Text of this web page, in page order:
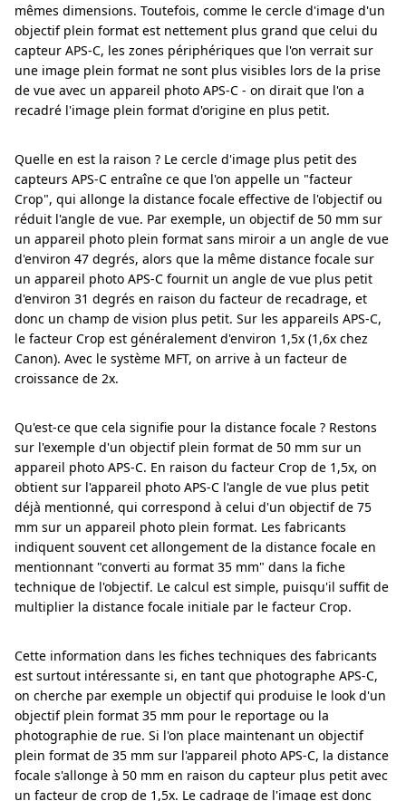
mêmes dimensions. Toutefois, comme le cercle d'image d'un
objectif plein format est nettement plus grand que celui du
capteur APS-C, les zones périphériques que l'on verrait sur
une image plein format ne sont plus visibles lors de la prise
de vue avec un appareil photo APS-C - on dirait que l'on a
recadré l'image plein format d'origine en plus petit.
Quelle en est la raison ? Le cercle d'image plus petit des
capteurs APS-C entraîne ce que l'on appelle un "facteur
Crop", qui allonge la distance focale effective de l'objectif ou
réduit l'angle de vue. Par exemple, un objectif de 50 mm sur
un appareil photo plein format sans miroir a un angle de vue
d'environ 47 degrés, alors que la même distance focale sur
un appareil photo APS-C fournit un angle de vue plus petit
d'environ 31 degrés en raison du facteur de recadrage, et
donc un champ de vision plus petit. Sur les appareils APS-C,
le facteur Crop est généralement d'environ 1,5x (1,6x chez
Canon). Avec le système MFT, on arrive à un facteur de
croissance de 2x.
Qu'est-ce que cela signifie pour la distance focale ? Restons
sur l'exemple d'un objectif plein format de 50 mm sur un
appareil photo APS-C. En raison du facteur Crop de 1,5x, on
obtient sur l'appareil photo APS-C l'angle de vue plus petit
déjà mentionné, qui correspond à celui d'un objectif de 75
mm sur un appareil photo plein format. Les fabricants
indiquent souvent cet allongement de la distance focale en
mentionnant "converti au format 35 mm" dans la fiche
technique de l'objectif. Le calcul est simple, puisqu'il suffit de
multiplier la distance focale initiale par le facteur Crop.
Cette information dans les fiches techniques des fabricants
est surtout intéressante si, en tant que photographe APS-C,
on cherche par exemple un objectif qui produise le look d'un
objectif plein format 35 mm pour le reportage ou la
photographie de rue. Si l'on place maintenant un objectif
plein format de 35 mm sur l'appareil photo APS-C, la distance
focale s'allonge à 50 mm en raison du capteur plus petit avec
un facteur de crop de 1,5x. Le cadrage de l'image est donc